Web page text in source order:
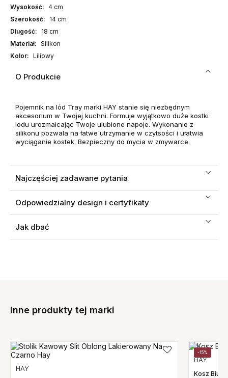
Wysokość: 4 cm
Szerokość:
14 cm
Długość:
18 cm
Materiał: Silikon
Kolor: Liliowy
O Produkcie
Pojemnik na lód Tray marki HAY stanie się niezbędnym
akcesorium w Twojej kuchni. Formuje wyjątkowo duże kostki
lodu urozmaicając Twoje ulubione napoje. Wykonanie z
silikonu pozwala na łatwe utrzymanie w czytsości i ułatwia
wyciąganie kostek. Bezpieczny do mycia w zmywarce.
Najczęściej zadawane pytania
Odpowiedzialny design i certyfikaty
Jak dbać
Inne produkty tej marki
HAY
-15%
HAY
Kosz